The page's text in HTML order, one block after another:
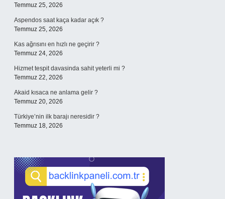
Temmuz 25, 2026
Aspendos saat kaça kadar açık ?
Temmuz 25, 2026
Kas ağrısını en hızlı ne geçirir ?
Temmuz 24, 2026
Hizmet tespit davasinda sahit yeterli mi ?
Temmuz 22, 2026
Akaid kısaca ne anlama gelir ?
Temmuz 20, 2026
Türkiye’nin ilk barajı neresidir ?
Temmuz 18, 2026